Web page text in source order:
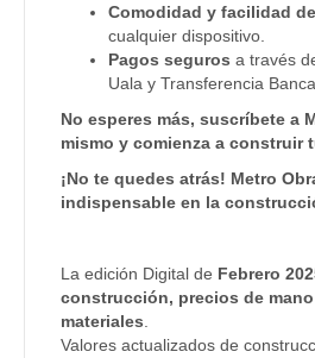
Comodidad y facilidad
cualquier dispositivo.
Pagos seguros a través
Uala y Transferencia
No esperes más, suscríbete a
mismo y comienza a construir
¡No te quedes atrás! Metro
indispensable en la
La edición Digital de Febrero
construcción, precios de
materiales.
Valores actualizados de